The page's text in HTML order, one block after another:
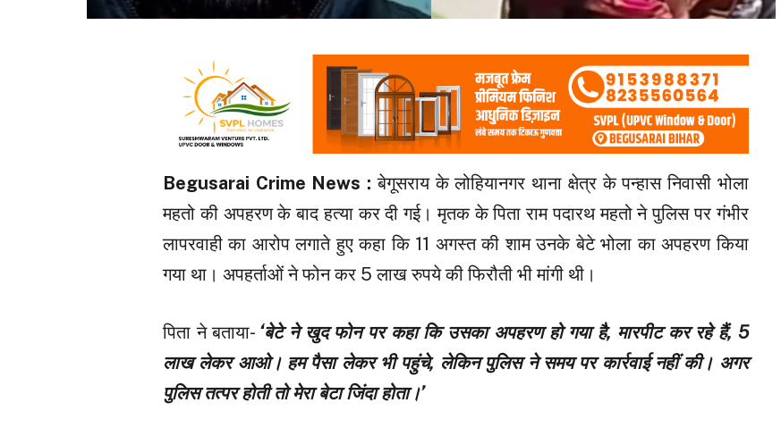
Begusarai Crime News :बेगूसराय के लोहियानगर थाना क्षेत्र के पन्हास निवासी भोला
महतो की अपहरण के बाद हत्या कर दी गई। मृतक के पिता राम पदारथ महतो ने पुलिस पर गंभीर
लापरवाही का आरोप लगाते हुए कहा कि 11 अगस्त की शाम उनके बेटे भोला का अपहरण किया
गया था। अपहर्ताओं ने फोन कर 5 लाख रुपये की फिरौती भी मांगी थी।
पिता ने बताया- ‘बेटे ने खुद फोन पर कहा कि उसका अपहरण हो गया है, मारपीट कर रहे हैं, 5
लाख लेकर आओ। हम पैसा लेकर भी पहुंचे, लेकिन पुलिस ने समय पर कार्रवाई नहीं की। अगर
पुलिस तत्पर होती तो मेरा बेटा जिंदा होता।’